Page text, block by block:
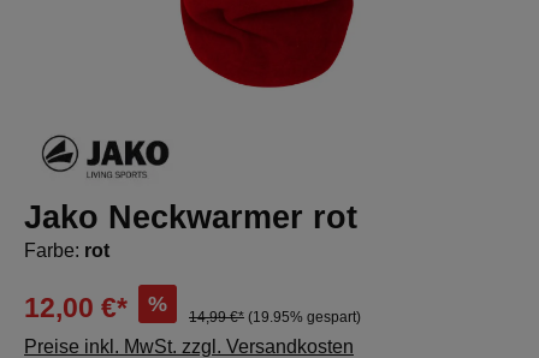
Jako Neckwarmer rot
Farbe: rot
12,00 €* %
14,99 €* (19.95% gespart)
Preise inkl. MwSt. zzgl. Versandkosten